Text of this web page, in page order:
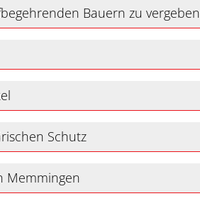
Bauern zu vergeben
Schutz
Memmingen